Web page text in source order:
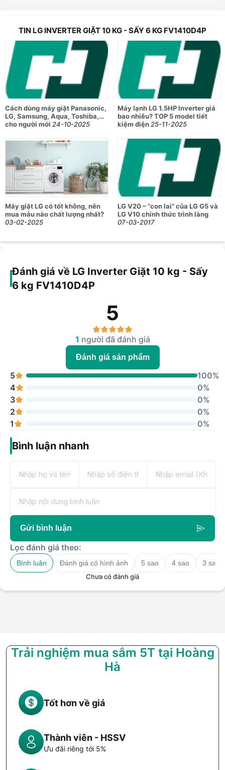
TIN LG INVERTER GIẶT 10 KG - SẤY 6 KG FV1410D4P
Cách dùng máy giặt Panasonic,
LG, Samsung, Aqua, Toshiba,…
cho người mới 24-10-2025
Máy lạnh LG 1.5HP Inverter giá
bao nhiêu? TOP 5 model tiết
kiệm điện25-11-2025
Máy giặt LG có tốt không, nên
mua mẫu nào chất lượng nhất?
03-02-2025
LG V20 – “con lai” của LG G5 và
LG V10 chính thức trình làng
07-03-2017
Đánh giá về LG Inverter Giặt 10 kg - Sấy
6 kg FV1410D4P
5
1 người đã đánh giá
Đánh giá sản phẩm
5
100%
4
0%
3
0%
2
0%
1
0%
Bình luận nhanh
Gửi bình luận
Lọc đánh giá theo:
Bình luận Đánh giá có hình ảnh 5 sao 4 sao
3 sao
Chưa có đánh giá
Trải nghiệm mua sắm 5T tại Hoàng
Hà
Tốt hơn về giá
Thành viên - HSSV
Ưu đãi riêng tới 5%